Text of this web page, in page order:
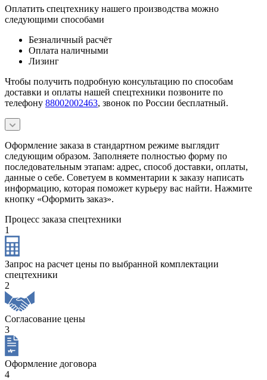
Оплатить спецтехнику нашего производства можно
следующими способами
Безналичный расчёт
Оплата наличными
Лизинг
Чтобы получить подробную консультацию по способам
доставки и оплаты нашей спецтехники позвоните по
телефону 88002002463, звонок по России бесплатный.
Оформление заказа в стандартном режиме выглядит
следующим образом. Заполняете полностью форму по
последовательным этапам: адрес, способ доставки, оплаты,
данные о себе. Советуем в комментарии к заказу написать
информацию, которая поможет курьеру вас найти. Нажмите
кнопку «Оформить заказ».
Процесс заказа спецтехники
1
Запрос на расчет цены по выбранной комплектации
спецтехники
2
Согласование цены
3
Оформление договора
4